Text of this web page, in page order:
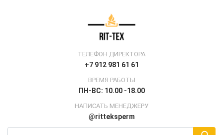
ТЕЛЕФОН ДИРЕКТОРА
+7 912 981 61 61
ВРЕМЯ РАБОТЫ
ПН-ВС: 10.00 -18.00
НАПИСАТЬ МЕНЕДЖЕРУ
@ritteksperm